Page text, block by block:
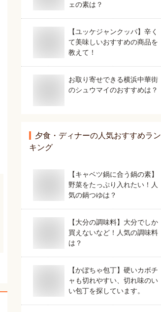
ェの素は？
【ユッケジャンクッパ】辛く
て美味しいおすすめの商品を
教えて！
お取り寄せできる横浜中華街
のシュウマイのおすすめは？
夕食・ディナーの人気おすすめラン
キング
【キャベツ鍋に合う鍋の素】
野菜をたっぷり入れたい！人
気の鍋つゆは？
【大分の調味料】大分でしか
買えないなど！人気の調味料
は？
【かぼちゃ包丁】硬いカボチ
ャも切れやすい、切れ味のい
い包丁を探しています。